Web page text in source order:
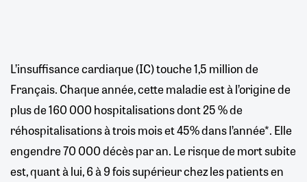
L’insuffisance cardiaque (IC) touche 1,5 million de
Français. Chaque année, cette maladie est à l’origine de
plus de 160 000 hospitalisations dont 25 % de
réhospitalisations à trois mois et 45% dans l’année*. Elle
engendre 70 000 décès par an. Le risque de mort subite
est, quant à lui, 6 à 9 fois supérieur chez les patients en